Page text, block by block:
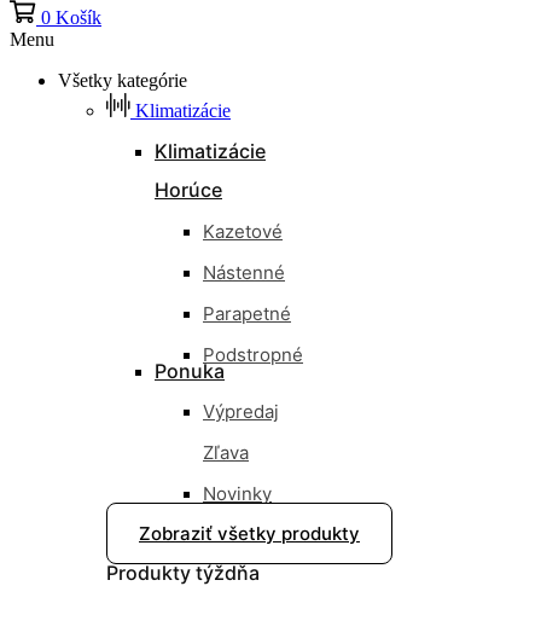
0 Košík
Menu
Všetky kategórie
Klimatizácie
Klimatizácie
Horúce
Kazetové
Nástenné
Parapetné
Podstropné
Ponuka
Výpredaj
Zľava
Novinky
Nové
Zobraziť všetky produkty
Produkty týždňa